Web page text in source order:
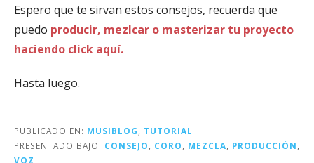
Espero que te sirvan estos consejos, recuerda que
puedo producir, mezlcar o masterizar tu proyecto
haciendo click aquí.
Hasta luego.
PUBLICADO EN: MUSIBLOG
TUTORIAL
PRESENTADO BAJO: CONSEJO CORO MEZCLA PRODUCCIÓN
VOZ